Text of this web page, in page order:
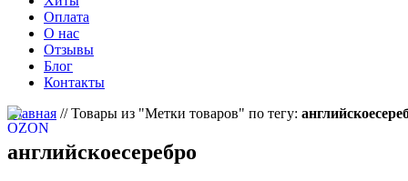
Оплата
О нас
Отзывы
Блог
Контакты
Главная //Товары из "Метки товаров" по тегу:
английскоесеребро